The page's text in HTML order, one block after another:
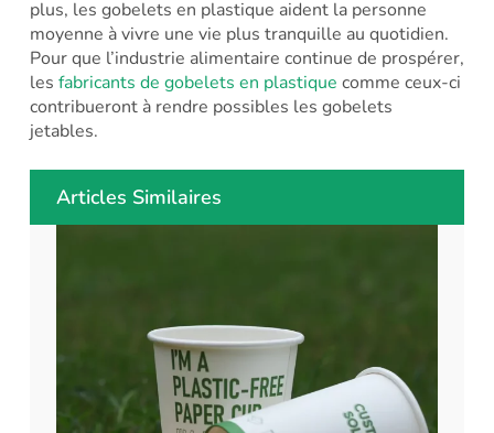
plus, les gobelets en plastique aident la personne
moyenne à vivre une vie plus tranquille au quotidien.
Pour que l’industrie alimentaire continue de prospérer,
les fabricants de gobelets en plastique comme ceux-ci
contribueront à rendre possibles les gobelets
jetables.
Articles Similaires